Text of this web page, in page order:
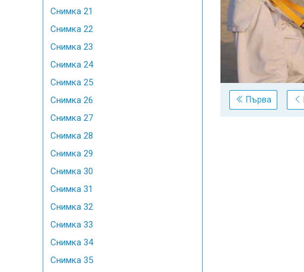
Снимка 21
Снимка 22
Снимка 23
Снимка 24
Снимка 25
Снимка 26
Снимка 27
Снимка 28
Снимка 29
Снимка 30
Снимка 31
Снимка 32
Снимка 33
Снимка 34
Снимка 35
Първа